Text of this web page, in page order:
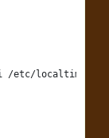
/etc/localtime